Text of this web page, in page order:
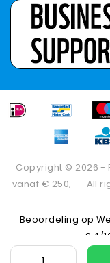
Copyright © 2026 -
vanaf € 250,- - All
Beoordeling op
9.4/